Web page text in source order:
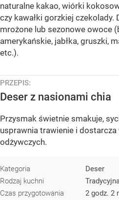
naturalne kakao, wiórki
czy kawałki gorzkiej czekolady.
mrożone lub sezonowe owoce
amerykańskie, jabłka, gruszki,
etc.).
PRZEPIS:
Deser z nasionami chia
Przysmak świetnie smakuje,
usprawnia trawienie i
odżywczych.
Kategoria
Deser
Rodzaj kuchni
Czas przygotowania
2 godz. 2